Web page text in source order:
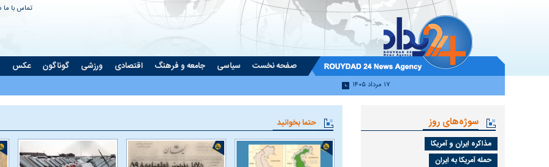
تماس با ما
صفحه نخست سیاسی جامعه و فرهنگ اقتصادی ورزشی گوناگون عکس
۱۷ مرداد ۱۴۰۵
حتما بخوانید سوژه‌های روز
مذاکره ایران و آمریکا
حمله آمریکا به ایران